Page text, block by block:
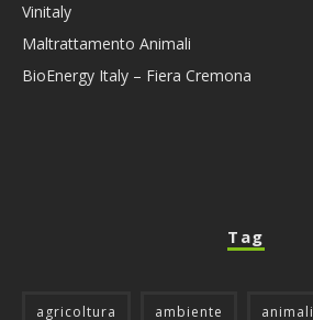
Vinitaly
Maltrattamento Animali
BioEnergy Italy – Fiera Cremona
Tag
agricoltura ambiente animali